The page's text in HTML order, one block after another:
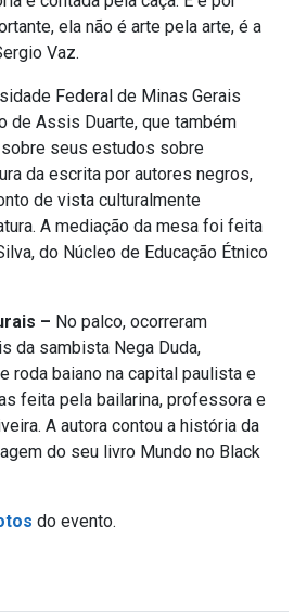
ela não é arte pela arte, é a
Vaz.
Federal de Minas Gerais
de Assis Duarte, que também
seus estudos sobre
da escrita por autores negros,
de vista culturalmente
A mediação da mesa foi feita
do Núcleo de Educação Étnico
– No palco, ocorreram
da sambista Nega Duda,
roda baiano na capital paulista e
feita pela bailarina, professora e
A autora contou a história da
do seu livro Mundo no Black
do evento.